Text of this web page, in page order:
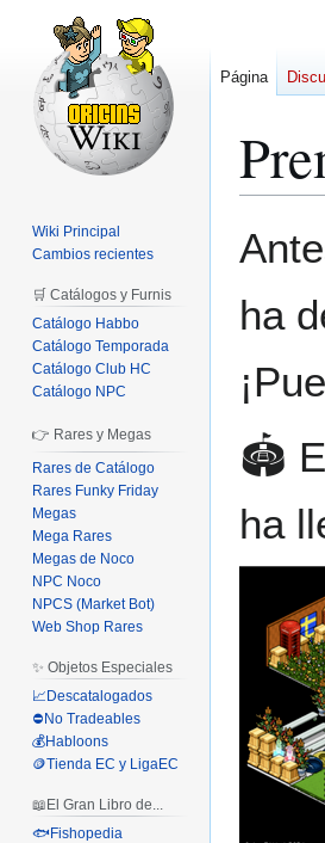
a
navegación
a
búsqueda
ha
🏟️
ha
Página
Wiki Principal
Cambios recientes
🛒 Catálogos y Furnis
Catálogo Habbo
Catálogo Temporada
Catálogo Club HC
Catálogo NPC
👉 Rares y Megas
Rares de Catálogo
Rares Funky Friday
Megas
Mega Rares
Megas de Noco
NPC Noco
NPCS (Market Bot)
Web Shop Rares
✨ Objetos Especiales
📈Descatalogados
⛔No Tradeables
💰Habloons
🪙Tienda EC y LigaEC
📖El Gran Libro de...
🐟Fishopedia